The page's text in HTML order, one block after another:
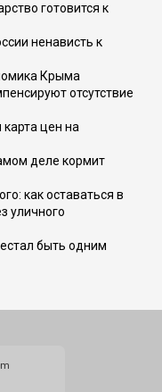
готовится к
ненависть к
Крыма
отсутствие
цен на
деле кормит
как оставаться в
уличного
быть одним